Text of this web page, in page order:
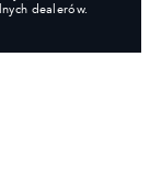
dealerów.